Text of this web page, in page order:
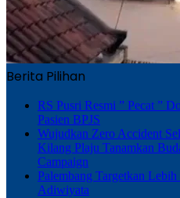
Berita Pilihan
RS Pusri Resmi ” Pecat ”
Pasien BPJS
Wujudkan Zero Accident
Kilang Plaju Tanamkan
Campaign
Palembang Targetkan
Adiwiyata